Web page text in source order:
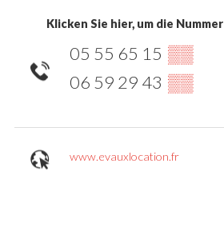
Klicken Sie hier, um die Nummer
05 55 65 15 ▒▒
06 59 29 43 ▒▒
www.evauxlocation.fr